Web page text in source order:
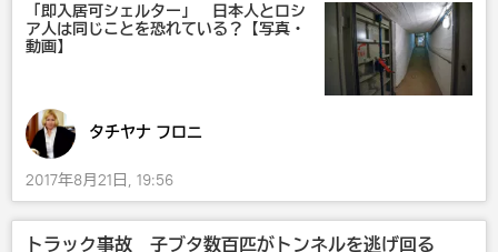
「即入居可シェルター」 日本人とロシ
ア人は同じことを恐れている？【写真・
動画】
タチヤナ フロニ
2017年8月21日, 19:56
トラック事故 子ブタ数百匹がトンネルを逃げ回る